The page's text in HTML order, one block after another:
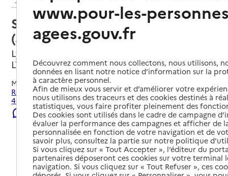
Service autonomie à domicile
(aide) – Réseau Aloïs services
Lyon 4e Arrondissement, METROPOLE DE
LYON
Mis à jour le02/08/2026
Rechercher les établissements et services autour de Lyon
4e Arrondissement.
Signaler une erreur
www.pour-les-
agees.gouv.fr
Découvrez comment nous collectons, nous utilisons,
données en lisant notre notice d’information sur la
à caractère personnel.
Afin de mieux vous servir et d’améliorer votre
nous utilisons des traceurs et des cookies destinés à
statistiques, vous faire profiter pleinement des
Des cookies sont utilisés dans le cadre de campagne
évaluer la performance des campagnes et afficher de
personnalisée en fonction de votre navigation et de
savoir plus, consultez la partie sur notre politique
Si vous cliquez sur « Tout Accepter », l’éditeur du
partenaires déposeront ces cookies sur votre terminal
navigation. Si vous cliquez sur « Tout Refuser », ces